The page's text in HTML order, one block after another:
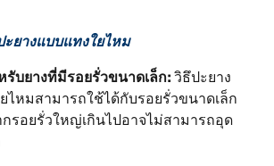
ะยางแบบแทงใยไหม
รับยางที่มีรอยรั่วขนาดเล็ก: วิธึปะยาง
ไหมสามารถใช้ได้กับรอยรั่วขนาดเล็ก
กรอยรั่วใหญ่เกินไปอาจไม่สามารถอุด